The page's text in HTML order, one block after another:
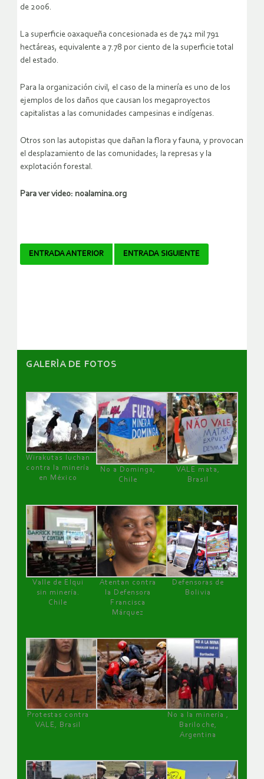
de 2006.
La superficie oaxaqueña concesionada es de 742 mil 791
hectáreas, equivalente a 7.78 por ciento de la superficie total
del estado.
Para la organización civil, el caso de la minería es uno de los
ejemplos de los daños que causan los megaproyectos
capitalistas a las comunidades campesinas e indígenas.
Otros son las autopistas que dañan la flora y fauna, y provocan
el desplazamiento de las comunidades; la represas y la
explotación forestal.
Para ver video: noalamina.org
Navegador
ENTRADA ANTERIOR ENTRADA SIGUIENTE
GALERÌA DE FOTOS
Wirakutas luchan
contra la minería
en México
No a Dominga,
Chile
VALE mata,
Brasil
Valle de Elqui
sin minería.
Chile
Atentan contra
la Defensora
Francisca
Márquez
Defensoras de
Bolivia
Protestas contra
VALE, Brasil
No a la minería ,
Bariloche,
Argentina